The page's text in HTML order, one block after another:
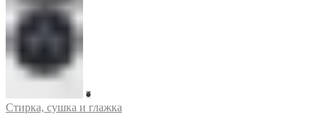
Стирка, сушка и глажка